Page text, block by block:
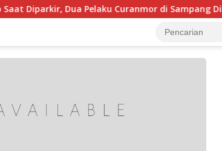
Dua Pelaku Curanmor di Sampang Dibekuk Polisi